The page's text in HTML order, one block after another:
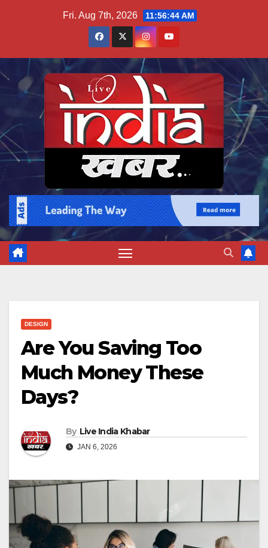
Fri. Aug 7th, 2026 11:56:45 AM
DESIGN
Are You Saving Too
Much Money These
Days?
By Live India Khabar
JAN 6, 2026